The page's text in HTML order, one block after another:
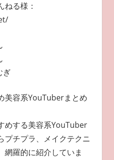
ねる様：
ぎ
美容系YouTuberまとめ
めする美容系YouTuber
プチプラ、メイクテクニ
網羅的に紹介していま